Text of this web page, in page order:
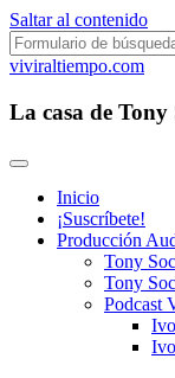
Saltar al contenido
Buscar:
viviraltiempo.com
La casa de
Inicio
¡Suscríbete!
Producción
Tony
Tony
Podcast